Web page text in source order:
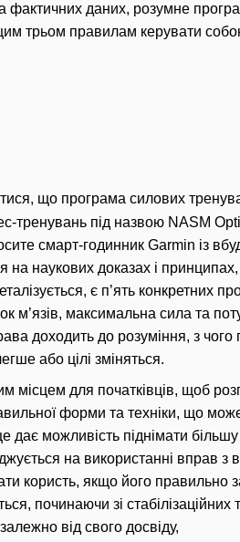
даних, розумне
трьом правилам керувати
що програма силових
тренувань під назвою NASM
смарт-годинник Garmin із
наукових доказах і
є п’ять конкретних
м’язів, максимальна сила та
доходить до розуміння, з
або цілі зміняться.
місцем для початківців, щоб
форми та техніки, що
дає можливість піднімати
на використанні
користь, якщо його правильно
починаючи зі
від свого досвіду,